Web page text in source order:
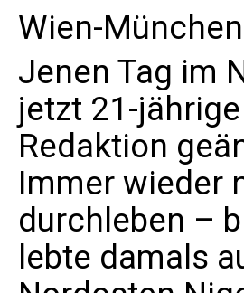
Wien-
Jenen Tag im
jetzt 21-
Redaktion
Immer wieder
durchleben –
lebte damals